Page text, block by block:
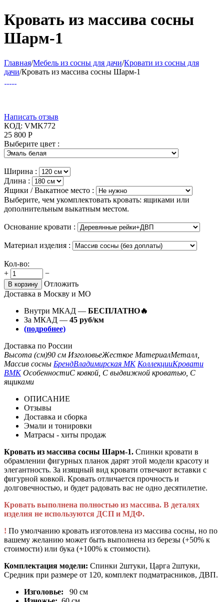
Кровать из массива сосны
Шарм-1
Главная/Мебель из сосны для дачи/Кровати из сосны для
дачи/Кровать из массива сосны Шарм-1
Написать отзыв
КОД: VMK772
25 800 Р
Выберите цвет :
Ширина :
Длина :
Ящики / Выкатное место :
Выберите, чем укомплектовать кровать: ящиками или
дополнительным выкатным местом.
Основание кровати :
Материал изделия :
Кол-во:
+
−
В корзину
Отложить
Доставка в Москву и МО
Внутри МКАД — БЕСПЛАТНО🔥
За МКАД — 45 руб/км
(подробнее)
Доставка по России
Высота (см)90 см ИзголовьеЖесткое МатериалМеталл,
Массив сосны БрендВладимирская МК КоллекцииКровати
ВМК ОсобенностиС ковкой, С выдвижной кроватью, С
ящиками
ОПИСАНИЕ
Отзывы
Доставка и сборка
Эмали и тонировки
Матрасы - хиты продаж
Кровать из массива сосны Шарм-1. Спинки кровати в
обрамлении фигурных планок дарят этой модели красоту и
элегантность. За изящный вид кровати отвечают вставки с
фигурной ковкой. Кровать отличается прочность и
долговечностью, и будет радовать вас не одно десятилетие.
Кровать выполнена полностью из массива. В деталях
изделия не используются ДСП и МДФ.
! По умолчанию кровать изготовлена из массива сосны, но по
вашему желанию может быть выполнена из березы (+50% к
стоимости) или бука (+100% к стоимости).
Комплектация модели: Спинки 2штуки, Царга 2штуки,
Средник при размере от 120, комплект подматрасников, ДВП.
Изголовье:
90 см